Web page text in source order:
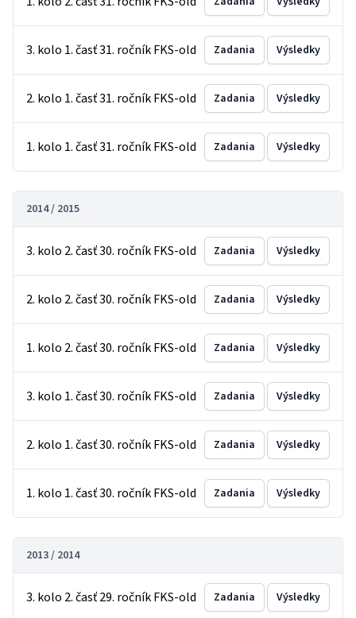
3. kolo 1. časť 31. ročník FKS-old Zadania Výsledky
2. kolo 1. časť 31. ročník FKS-old Zadania Výsledky
1. kolo 1. časť 31. ročník FKS-old Zadania Výsledky
2014 / 2015
3. kolo 2. časť 30. ročník FKS-old Zadania Výsledky
2. kolo 2. časť 30. ročník FKS-old Zadania Výsledky
1. kolo 2. časť 30. ročník FKS-old Zadania Výsledky
3. kolo 1. časť 30. ročník FKS-old Zadania Výsledky
2. kolo 1. časť 30. ročník FKS-old Zadania Výsledky
1. kolo 1. časť 30. ročník FKS-old Zadania Výsledky
2013 / 2014
3. kolo 2. časť 29. ročník FKS-old Zadania Výsledky